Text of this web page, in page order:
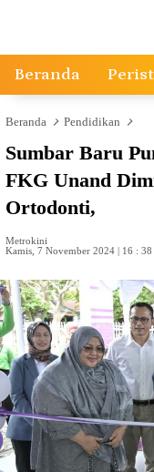
Beranda
Beranda Pendidikan
Sumbar Baru
FKG Unand
Ortodonti,
Metrokini
Kamis, 7 November 2024 | 16 : 38